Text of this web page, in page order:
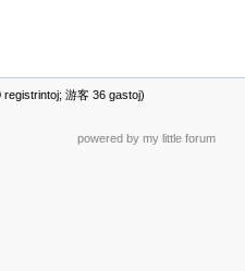
游客 36 gastoj)
powered by my little forum